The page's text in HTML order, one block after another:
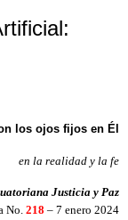
los ojos fijos en Él
en la realidad y la fe
Justicia y Paz
No.218 – 7 enero 2024